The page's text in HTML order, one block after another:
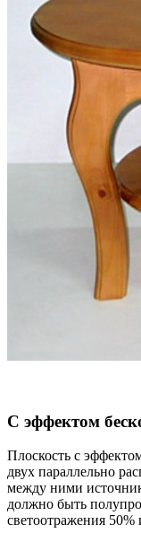
С эффектом
Плоскость с
двух параллельно
между ними
должно быть
светоотражения 50%